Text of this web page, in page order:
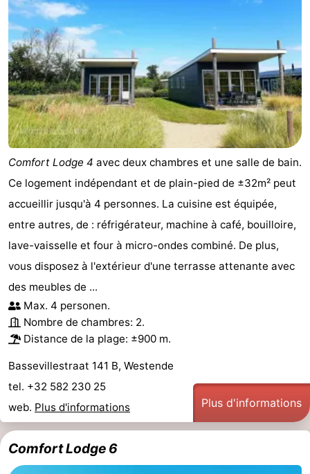
Comfort Lodge 4 avec deux chambres et une salle de bain.
Ce logement indépendant et de plain-pied de ±32m² peut
accueillir jusqu'à 4 personnes. La cuisine est équipée,
entre autres, de : réfrigérateur, machine à café, bouilloire,
lave-vaisselle et four à micro-ondes combiné. De plus,
vous disposez à l'extérieur d'une terrasse attenante avec
des meubles de ...
Max. 4 personen.
Nombre de chambres: 2.
Distance de la plage: ±900 m.
Bassevillestraat 141 B, Westende
tel. +32 582 230 25
web. Plus d'informations Plus d'informations
Comfort Lodge 6